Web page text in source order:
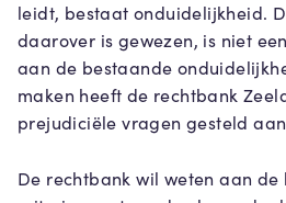
leidt, bestaat onduidelijkheid.
daarover is gewezen, is niet
aan de bestaande
maken heeft de rechtbank
prejudiciële vragen gesteld
De rechtbank wil weten aan de